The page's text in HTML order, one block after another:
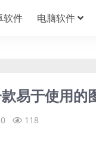
软件 电脑软件
易于使用的
0 118